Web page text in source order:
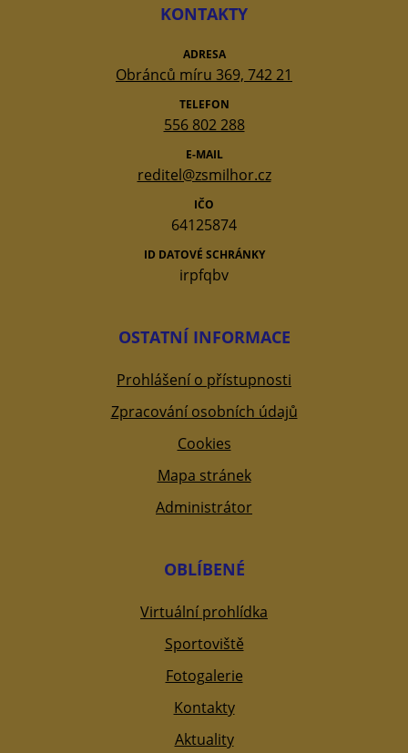
KONTAKTY
ADRESA
Obránců míru 369, 742 21
TELEFON
556 802 288
E-MAIL
reditel@zsmilhor.cz
IČO
64125874
ID DATOVÉ SCHRÁNKY
irpfqbv
OSTATNÍ INFORMACE
Prohlášení o přístupnosti
Zpracování osobních údajů
Cookies
Mapa stránek
Administrátor
OBLÍBENÉ
Virtuální prohlídka
Sportoviště
Fotogalerie
Kontakty
Aktuality